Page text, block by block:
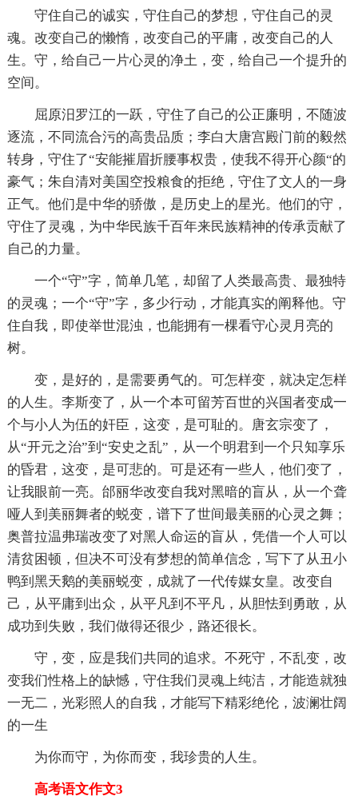
守住自己的诚实，守住自己的梦想，守住自己的灵
魂。改变自己的懒惰，改变自己的平庸，改变自己的人
生。守，给自己一片心灵的净土，变，给自己一个提升的
空间。
屈原汨罗江的一跃，守住了自己的公正廉明，不随波
逐流，不同流合污的高贵品质；李白大唐宫殿门前的毅然
转身，守住了“安能摧眉折腰事权贵，使我不得开心颜“的
豪气；朱自清对美国空投粮食的拒绝，守住了文人的一身
正气。他们是中华的骄傲，是历史上的星光。他们的守，
守住了灵魂，为中华民族千百年来民族精神的传承贡献了
自己的力量。
一个“守”字，简单几笔，却留了人类最高贵、最独特
的灵魂；一个“守”字，多少行动，才能真实的阐释他。守
住自我，即使举世混浊，也能拥有一棵看守心灵月亮的
树。
变，是好的，是需要勇气的。可怎样变，就决定怎样
的人生。李斯变了，从一个本可留芳百世的兴国者变成一
个与小人为伍的奸臣，这变，是可耻的。唐玄宗变了，
从“开元之治”到“安史之乱”，从一个明君到一个只知享乐
的昏君，这变，是可悲的。可是还有一些人，他们变了，
让我眼前一亮。邰丽华改变自我对黑暗的盲从，从一个聋
哑人到美丽舞者的蜕变，谱下了世间最美丽的心灵之舞；
奥普拉温弗瑞改变了对黑人命运的盲从，凭借一个人可以
清贫困顿，但决不可没有梦想的简单信念，写下了从丑小
鸭到黑天鹅的美丽蜕变，成就了一代传媒女皇。改变自
己，从平庸到出众，从平凡到不平凡，从胆怯到勇敢，从
成功到失败，我们做得还很少，路还很长。
守，变，应是我们共同的追求。不死守，不乱变，改
变我们性格上的缺憾，守住我们灵魂上纯洁，才能造就独
一无二，光彩照人的自我，才能写下精彩绝伦，波澜壮阔
的一生
为你而守，为你而变，我珍贵的人生。
高考语文作文3